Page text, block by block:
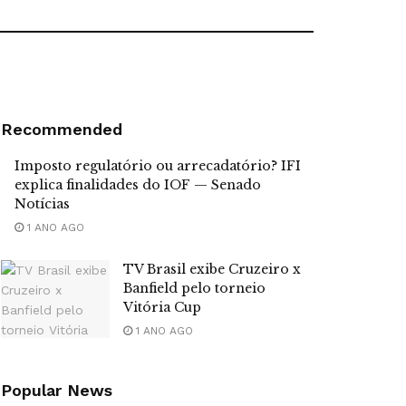
Recommended
Imposto regulatório ou arrecadatório? IFI
explica finalidades do IOF — Senado
Notícias
1 ANO AGO
TV Brasil exibe Cruzeiro x
Banfield pelo torneio
Vitória Cup
1 ANO AGO
Popular News